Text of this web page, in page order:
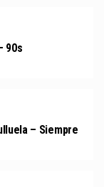
90s
– Siempre